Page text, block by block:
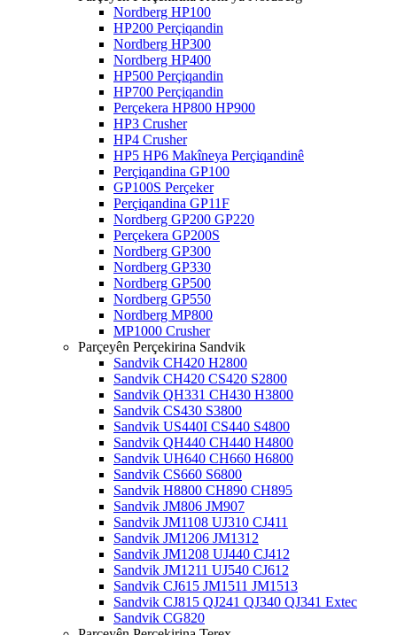
Nordberg HP100
HP200 Perçiqandin
Nordberg HP300
Nordberg HP400
HP500 Perçiqandin
HP700 Perçiqandin
Perçekera HP800 HP900
HP3 Crusher
HP4 Crusher
HP5 HP6 Makîneya Perçiqandinê
Perçiqandina GP100
GP100S Perçeker
Perçiqandina GP11F
Nordberg GP200 GP220
Perçekera GP200S
Nordberg GP300
Nordberg GP330
Nordberg GP500
Nordberg GP550
Nordberg MP800
MP1000 Crusher
Parçeyên Perçekirina Sandvik
Sandvik CH420 H2800
Sandvik CH420 CS420 S2800
Sandvik QH331 CH430 H3800
Sandvik CS430 S3800
Sandvik US440I CS440 S4800
Sandvik QH440 CH440 H4800
Sandvik UH640 CH660 H6800
Sandvik CS660 S6800
Sandvik H8800 CH890 CH895
Sandvik JM806 JM907
Sandvik JM1108 UJ310 CJ411
Sandvik JM1206 JM1312
Sandvik JM1208 UJ440 CJ412
Sandvik JM1211 UJ540 CJ612
Sandvik CJ615 JM1511 JM1513
Sandvik CJ815 QJ241 QJ340 QJ341 Extec
Sandvik CG820